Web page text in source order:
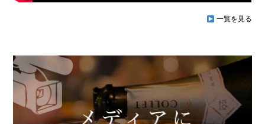
一覧を見る